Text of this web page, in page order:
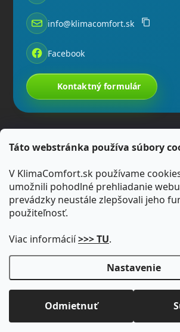
Táto webstránka používa súbory
V KlimaComfort.sk používame
umožnili pohodlné prehliadanie
prevádzky neustále zlepšovali jeho
použiteľnosť.
Viac informácií>>> TU.
Nastavenie
Odmietnuť
info@klimacomfort.sk
Facebook
Kontaktný formulár
Vytvoril Shoptet
Copyright 2026KlimaComfort.sk. Všetky
Zavolajte nám